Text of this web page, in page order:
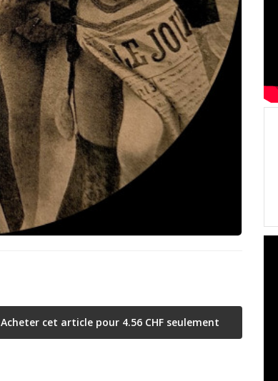
Acheter cet article pour 4.56 CHF seulement